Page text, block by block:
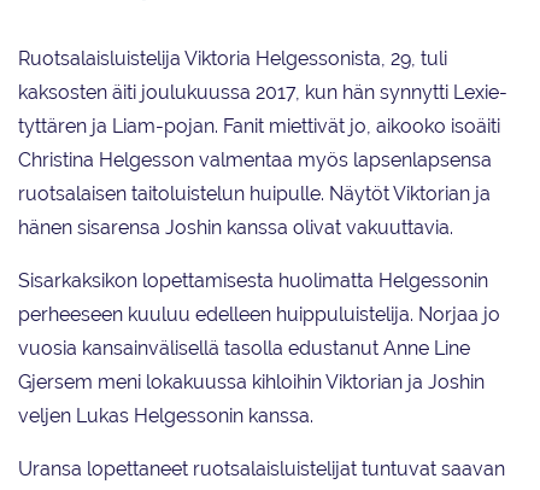
Ruotsalaisluistelija Viktoria Helgessonista, 29, tuli
kaksosten äiti joulukuussa 2017, kun hän synnytti Lexie-
tyttären ja Liam-pojan. Fanit miettivät jo, aikooko isoäiti
Christina Helgesson valmentaa myös lapsenlapsensa
ruotsalaisen taitoluistelun huipulle. Näytöt Viktorian ja
hänen sisarensa Joshin kanssa olivat vakuuttavia.
Sisarkaksikon lopettamisesta huolimatta Helgessonin
perheeseen kuuluu edelleen huippuluistelija. Norjaa jo
vuosia kansainvälisellä tasolla edustanut Anne Line
Gjersem meni lokakuussa kihloihin Viktorian ja Joshin
veljen Lukas Helgessonin kanssa.
Uransa lopettaneet ruotsalaisluistelijat tuntuvat saavan